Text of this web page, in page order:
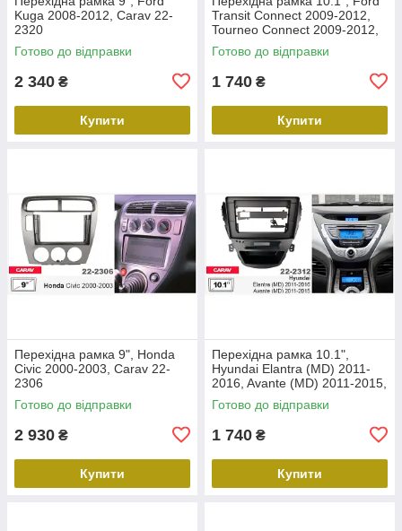
Kuga 2008-2012, Carav 22-
2320
Готово до відправки
2 340 ₴
Купити
Transit Connect 2009-2012,
Tourneo Connect 2009-2012,
Carav 22-2305
Готово до відправки
1 740 ₴
Купити
Перехідна рамка 9", Honda
Civic 2000-2003, Carav 22-
2306
Готово до відправки
2 930 ₴
Купити
Перехідна рамка 10.1",
Hyundai Elantra (MD) 2011-
2016, Avante (MD) 2011-2015,
Carav 22-2312
Готово до відправки
1 740 ₴
Купити